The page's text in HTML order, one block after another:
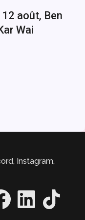
août, Ben
Wai
Instagram,
LinkedIn TikTok